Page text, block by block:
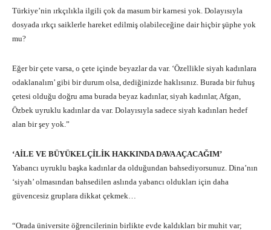
Türkiye’nin ırkçılıkla ilgili çok da masum bir karnesi yok. Dolayısıyla
dosyada ırkçı saiklerle hareket edilmiş olabileceğine dair hiçbir şüphe yok
mu?
Eğer bir çete varsa, o çete içinde beyazlar da var. ‘Özellikle siyah kadınlara
odaklanalım’ gibi bir durum olsa, dediğinizde haklısınız. Burada bir fuhuş
çetesi olduğu doğru ama burada beyaz kadınlar, siyah kadınlar, Afgan,
Özbek uyruklu kadınlar da var. Dolayısıyla sadece siyah kadınları hedef
alan bir şey yok.”
‘AİLE VE BÜYÜKELÇİLİK HAKKINDA DAVA AÇACAĞIM’
Yabancı uyruklu başka kadınlar da olduğundan bahsediyorsunuz. Dina’nın
‘siyah’ olmasından bahsedilen aslında yabancı oldukları için daha
güvencesiz gruplara dikkat çekmek…
“Orada üniversite öğrencilerinin birlikte evde kaldıkları bir muhit var;